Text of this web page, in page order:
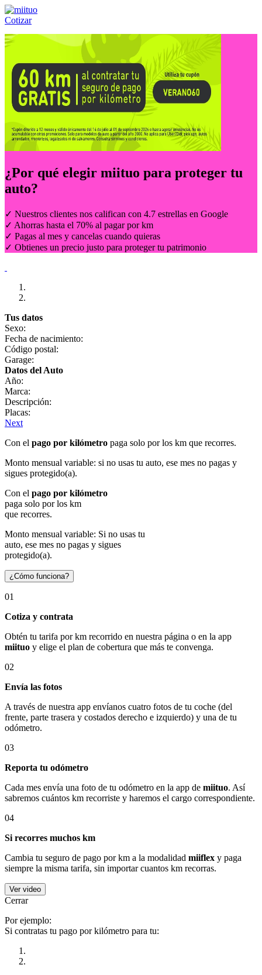
Cotizar
Llámanos al:(55) 84-21-05-00 ó
¿Por qué elegir miituo para proteger tu
auto?
✓ Nuestros clientes nos califican con 4.7 estrellas en Google
✓ Ahorras hasta el 70% al pagar por km
✓ Pagas al mes y cancelas cuando quieras
✓ Obtienes un precio justo para proteger tu patrimonio
Tus datos
Sexo:
Fecha de nacimiento:
Código postal:
Garage:
Datos del Auto
Año:
Marca:
Descripción:
Placas:
Next
Con el pago por kilómetro paga solo por los km que recorres.
Monto mensual variable: si no usas tu auto, ese mes no pagas y
sigues protegido(a).
Con el pago por kilómetro
paga solo por los km
que recorres.
Monto mensual variable: Si no usas tu
auto, ese mes no pagas y sigues
protegido(a).
¿Cómo funciona?
01
Cotiza y contrata
Obtén tu tarifa por km recorrido en nuestra página o en la app
miituo y elige el plan de cobertura que más te convenga.
02
Envía las fotos
A través de nuestra app envíanos cuatro fotos de tu coche (del
frente, parte trasera y costados derecho e izquierdo) y una de tu
odómetro.
03
Reporta tu odómetro
Cada mes envía una foto de tu odómetro en la app de miituo. Así
sabremos cuántos km recorriste y haremos el cargo correspondiente.
04
Si recorres muchos km
Cambia tu seguro de pago por km a la modalidad miiflex y paga
siempre la misma tarifa, sin importar cuantos km recorras.
Ver video
Cerrar
Por ejemplo:
Si contratas tu pago por kilómetro para tu: